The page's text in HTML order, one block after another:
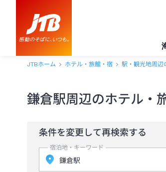
JTBホーム ホテル・旅館・宿 駅・観光地周辺
鎌倉駅周辺のホテル・
条件を変更して再検索する
宿泊地・キーワード